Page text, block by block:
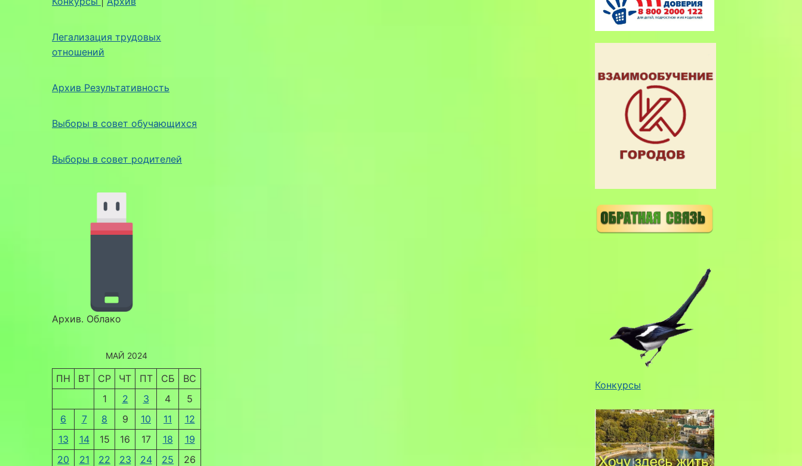
Легализация трудовых
отношений
Архив Результативность
Выборы в совет обучающихся
Выборы в совет родителей
Архив. Облако
МАЙ 2024
ПН ВТ СР ЧТ ПТ СБ
ВС
1
2 3 4
5
6
7 8 9 10 11
12
13
14 15 16 17 18
19
20
21 22 23 24 25
26
Конкурсы